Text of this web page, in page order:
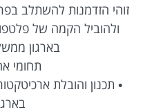
ולהוביל הקמה של
בארגון
תחומי